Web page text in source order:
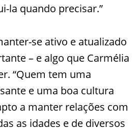
la quando precisar.”
se ativo e atualizado
– e algo que Carmélia
“Quem tem uma
e uma boa cultura
a manter relações com
as idades e de diversos